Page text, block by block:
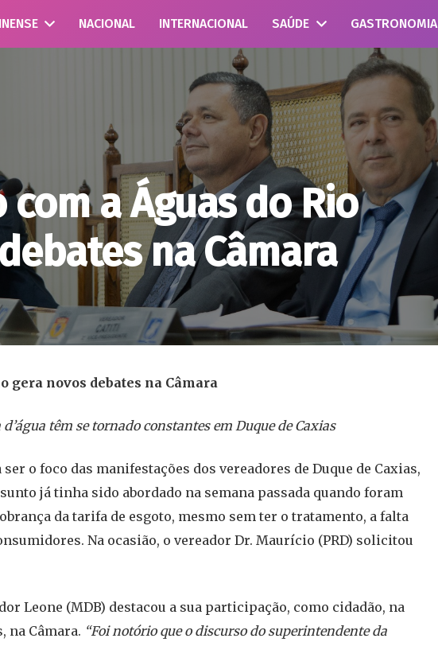
NACIONAL INTERNACIONAL SAÚDE GASTRONOMIA
a Águas do Rio
na Câmara
gera novos debates na Câmara
têm se tornado constantes em Duque de Caxias
o foco das manifestações dos vereadores de Duque de Caxias,
já tinha sido abordado na semana passada quando foram
da tarifa de esgoto, mesmo sem ter o tratamento, a falta
Na ocasião, o vereador Dr. Maurício (PRD) solicitou
Leone (MDB) destacou a sua participação, como cidadão, na
na Câmara. “Foi notório que o discurso do superintendente da